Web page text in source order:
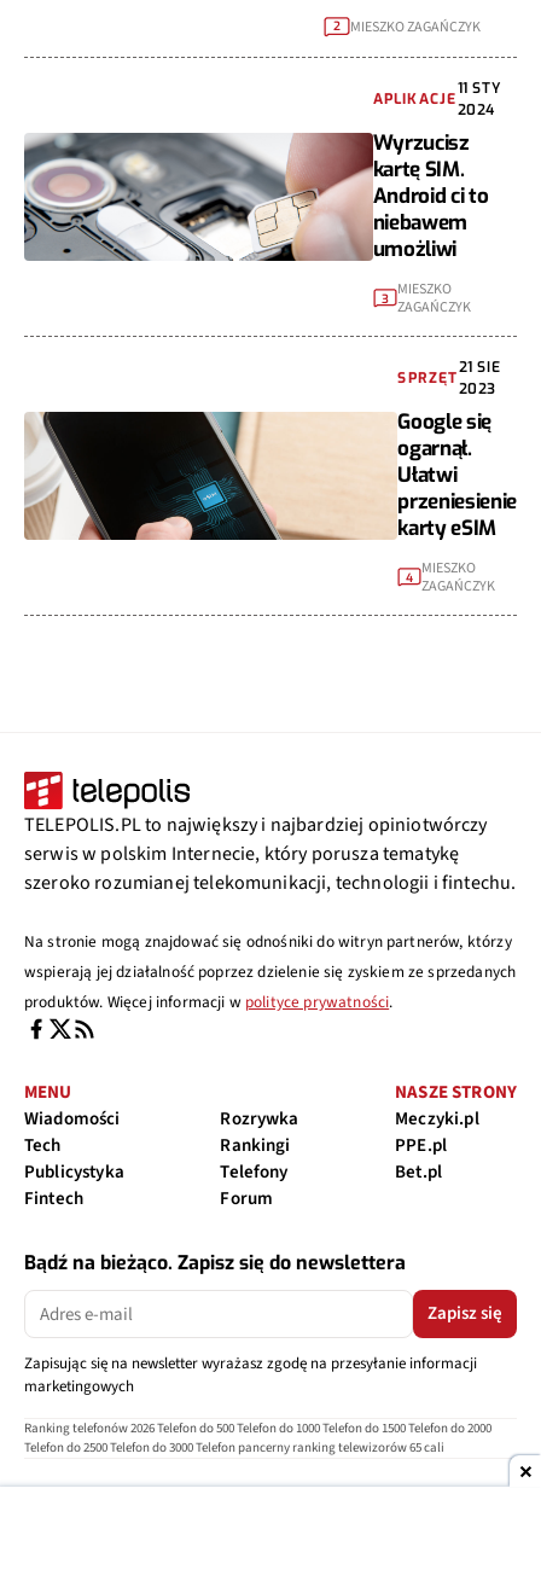
2 MIESZKO ZAGAŃCZYK
APLIKACJE
11 STY
2024
Wyrzucisz
kartę SIM.
Android ci to
niebawem
umożliwi
3 MIESZKO
ZAGAŃCZYK
SPRZĘT
21 SIE
2023
Google się
ogarnął.
Ułatwi
przeniesienie
karty eSIM
4
MIESZKO
ZAGAŃCZYK
TELEPOLIS.PL to największy i najbardziej opiniotwórczy
serwis w polskim Internecie, który porusza tematykę
szeroko rozumianej telekomunikacji, technologii i fintechu.
Na stronie mogą znajdować się odnośniki do witryn partnerów, którzy
wspierają jej działalność poprzez dzielenie się zyskiem ze sprzedanych
produktów. Więcej informacji w polityce prywatności.
MENU
Wiadomości
Tech
Publicystyka
Fintech
Rozrywka
Rankingi
Telefony
Forum
NASZE STRONY
Meczyki.pl
PPE.pl
Bet.pl
Bądź na bieżąco. Zapisz się do newslettera
Zapisz się
Zapisując się na newsletter wyrażasz zgodę na przesyłanie informacji
marketingowych
Ranking telefonów 2026Telefon do 500Telefon do 1000Telefon do 1500Telefon do 2000
Telefon do 2500Telefon do 3000Telefon pancerny ranking telewizorów 65 cali